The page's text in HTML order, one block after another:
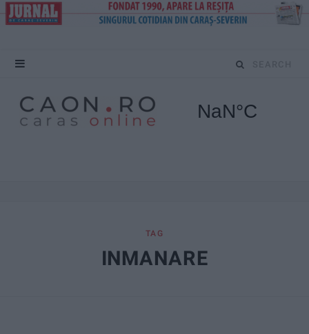
S
TAG
INMANARE